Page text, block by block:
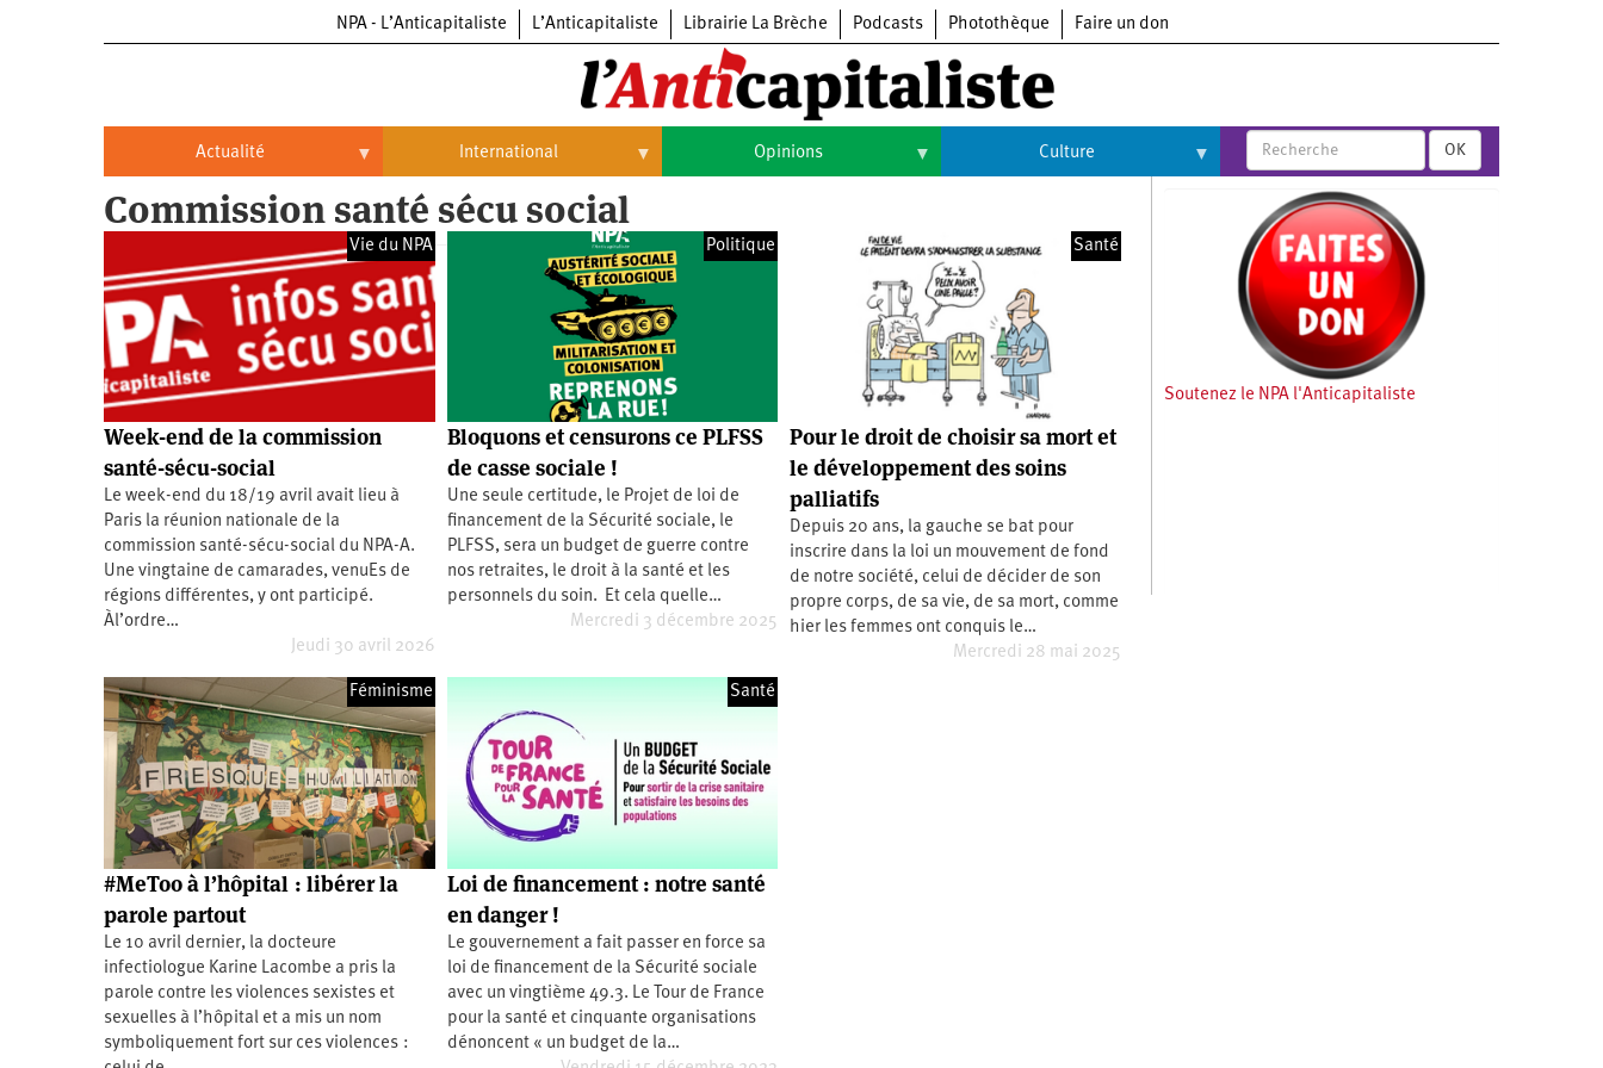
NPA - L’Anticapitaliste L’Anticapitaliste Librairie La Brèche Podcasts Photothèque Faire un don
Actualité
Actualité
Entreprises
Entreprises
Automobile
Aéronautique
Commerce
Hôpitaux
SNCF
Oppressions
Oppressions
Antiracisme
Féminisme
LGBTI
Économie
Écologie
Éducation
Santé
Vidéos
département
International
International
Brésil
Chine
États-
Unis
Continents
Afrique
Amérique
Nord
Amérique
Asie
Europe
Moyen-
Orient
Océanie
Opinions
Histoire
Culture
Arts
Cinéma
Expositions
Livres
OK
Commission santé sécu social
Vie du NPA
Week-end de la commission
santé-sécu-social
Le week-end du 18/19 avril avait lieu à
Paris la réunion nationale de la
commission santé-sécu-social du NPA-A.
Une vingtaine de camarades, venuEs de
régions différentes, y ont participé.
Àl’ordre…
Jeudi 30 avril 2026
Politique
Bloquons et censurons ce PLFSS
de casse sociale !
Une seule certitude, le Projet de loi de
financement de la Sécurité sociale, le
PLFSS, sera un budget de guerre contre
nos retraites, le droit à la santé et les
personnels du soin. Et cela quelle…
Mercredi 3 décembre 2025
Santé
Pour le droit de choisir sa mort et
le développement des soins
palliatifs
Depuis 20 ans, la gauche se bat pour
inscrire dans la loi un mouvement de fond
de notre société, celui de décider de son
propre corps, de sa vie, de sa mort, comme
hier les femmes ont conquis le…
Mercredi 28 mai 2025
Féminisme
#MeToo à l’hôpital : libérer la
parole partout
Le 10 avril dernier, la docteure
infectiologue Karine Lacombe a pris la
parole contre les violences sexistes et
sexuelles à l’hôpital et a mis un nom
symboliquement fort sur ces violences :
Santé
Loi de financement : notre santé
en danger !
Le gouvernement a fait passer en force sa
loi de financement de la Sécurité sociale
avec un vingtième 49.3. Le Tour de France
pour la santé et cinquante organisations
dénoncent « un budget de la…
Soutenez le NPA l'Anticapitaliste